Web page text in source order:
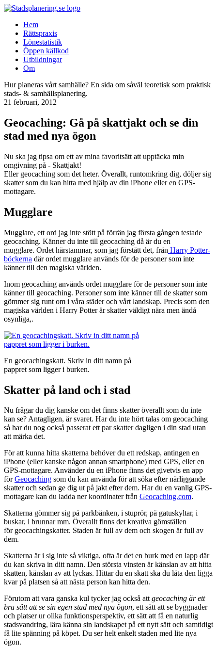
Hem
Rättspraxis
Lönestatistik
Öppen källkod
Utbildningar
Om
Hur planeras vårt samhälle? En sida om såväl teoretisk som praktisk
stads- & samhällsplanering.
21 februari, 2012
Geocaching: Gå på skattjakt och se din
stad med nya ögon
Nu ska jag tipsa om ett av mina favoritsätt att upptäcka min
omgivning på - Skattjakt!
Eller geocaching som det heter. Överallt, runtomkring dig, döljer sig
skatter som du kan hitta med hjälp av din iPhone eller en GPS-
mottagare.
Mugglare
Mugglare, ett ord jag inte stött på förrän jag första gången testade
geocaching. Känner du inte till geocaching då är du en
mugglare. Ordet härstammar, som jag förstått det, från Harry Potter-
böckerna där ordet mugglare används för de personer som inte
känner till den magiska världen.
Inom geocaching används ordet mugglare för de personer som inte
känner till geocaching. Personer som inte känner till de skatter som
gömmer sig runt om i våra städer och vårt landskap. Precis som den
magiska världen i Harry Potter är skatter väldigt nära men ändå
osynliga,.
En geocachingskatt. Skriv in ditt namn på
pappret som ligger i burken.
Skatter på land och i stad
Nu frågar du dig kanske om det finns skatter överallt som du inte
kan se? Antagligen, är svaret. Har du inte hört talas om geocaching
så har du nog också passerat ett par skatter dagligen i din stad utan
att märka det.
För att kunna hitta skatterna behöver du ett redskap, antingen en
iPhone (eller kanske någon annan smartphone) med GPS, eller en
GPS-mottagare. Använder du en iPhone finns det givetvis en app
förGeocaching som du kan använda för att söka efter närliggande
skatter och sedan ge dig ut på jakt efter dem. Har du en vanlig GPS-
mottagare kan du ladda ner koordinater från Geocaching.com.
Skatterna gömmer sig på parkbänken, i stuprör, på gatuskyltar, i
buskar, i brunnar mm. Överallt finns det kreativa gömställen
för geocachingskatter. Staden är full av dem och skogen är full av
dem.
Skatterna är i sig inte så viktiga, ofta är det en burk med en lapp där
du kan skriva in ditt namn. Den största vinsten är känslan av att hitta
skatten, känslan av att lyckas. Hittar du en skatt ska du låta den ligga
kvar på platsen så att nästa person kan hitta den.
Förutom att vara ganska kul tycker jag också attgeocaching är ett
bra sätt att se sin egen stad med nya ögon, ett sätt att se byggnader
och platser ur olika funktionsperspektiv, ett sätt att få en naturlig
stadsvandring, lära känna sin landskapet på ett nytt sätt och samtidigt
få lite spänning på köpet. Du ser helt enkelt staden med lite nya
ögon.